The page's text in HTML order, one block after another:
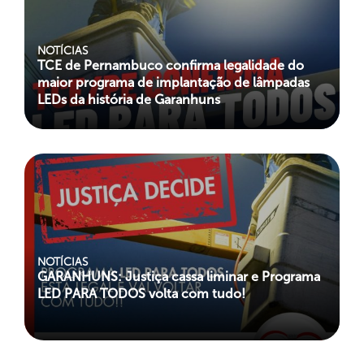
NOTÍCIAS
TCE de Pernambuco confirma legalidade do
maior programa de implantação de lâmpadas
LEDs da história de Garanhuns
NOTÍCIAS
GARANHUNS: Justiça cassa liminar e Programa
LED PARA TODOS volta com tudo!